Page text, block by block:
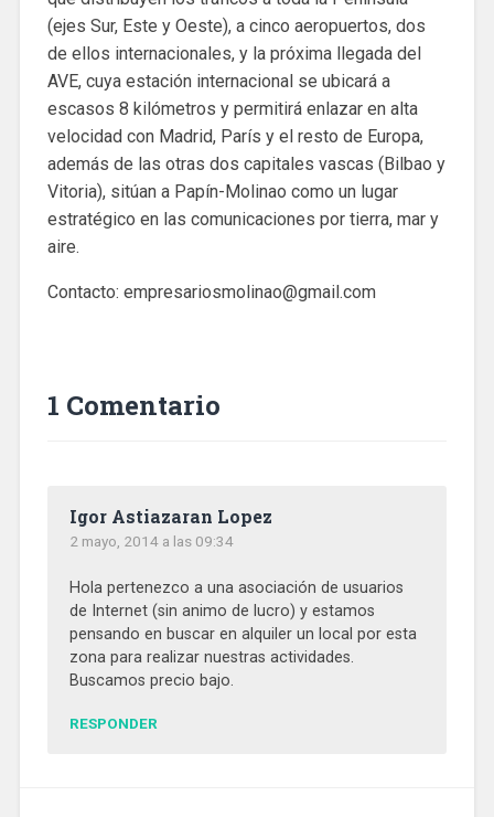
(ejes Sur, Este y Oeste), a cinco aeropuertos, dos
de ellos internacionales, y la próxima llegada del
AVE, cuya estación internacional se ubicará a
escasos 8 kilómetros y permitirá enlazar en alta
velocidad con Madrid, París y el resto de Europa,
además de las otras dos capitales vascas (Bilbao y
Vitoria), sitúan a Papín-Molinao como un lugar
estratégico en las comunicaciones por tierra, mar y
aire.
Contacto: empresariosmolinao@gmail.com
1 Comentario
Igor Astiazaran Lopez
2 mayo, 2014 a las 09:34
Hola pertenezco a una asociación de usuarios
de Internet (sin animo de lucro) y estamos
pensando en buscar en alquiler un local por esta
zona para realizar nuestras actividades.
Buscamos precio bajo.
RESPONDER